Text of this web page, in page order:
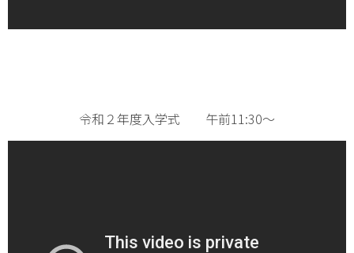
令和２年度入学式 午前11:30～